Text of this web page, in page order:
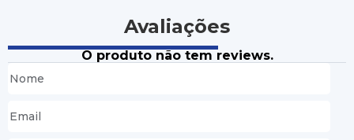
Avaliações
O produto não tem reviews.